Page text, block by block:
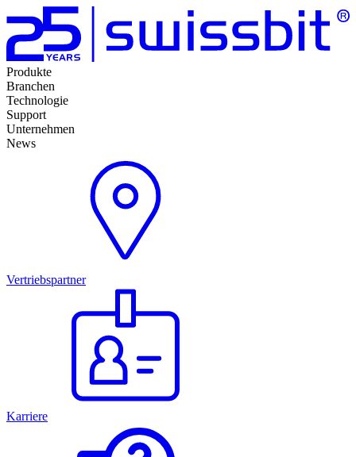
Produkte
Branchen
Technologie
Support
Unternehmen
News
Vertriebspartner
Karriere